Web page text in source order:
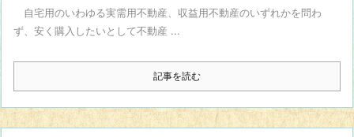
自宅用のいわゆる実需用不動産、収益用不動産のいずれかを問わ
ず、安く購入したいとして不動産 ...
記事を読む